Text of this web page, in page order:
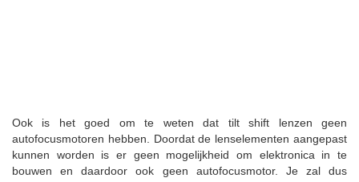
Ook is het goed om te weten dat tilt shift lenzen geen
autofocusmotoren hebben. Doordat de lenselementen aangepast
kunnen worden is er geen mogelijkheid om elektronica in te
bouwen en daardoor ook geen autofocusmotor. Je zal dus